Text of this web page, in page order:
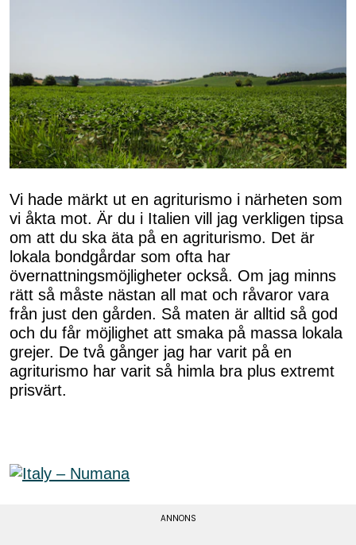
Vi hade märkt ut en agriturismo i närheten som
vi åkta mot. Är du i Italien vill jag verkligen tipsa
om att du ska äta på en agriturismo. Det är
lokala bondgårdar som ofta har
övernattningsmöjligheter också. Om jag minns
rätt så måste nästan all mat och råvaror vara
från just den gården. Så maten är alltid så god
och du får möjlighet att smaka på massa lokala
grejer. De två gånger jag har varit på en
agriturismo har varit så himla bra plus extremt
prisvärt.